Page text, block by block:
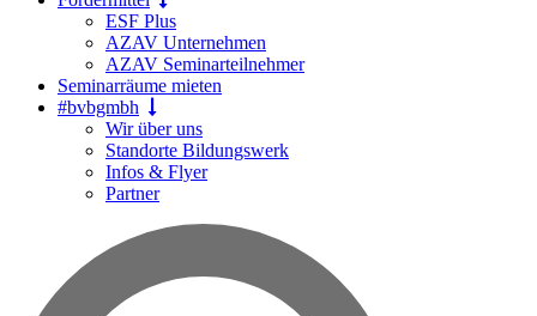
ESF Plus
AZAV Unternehmen
AZAV Seminarteilnehmer
Seminarräume mieten
#bvbgmbh
Wir über uns
Standorte Bildungswerk
Infos & Flyer
Partner